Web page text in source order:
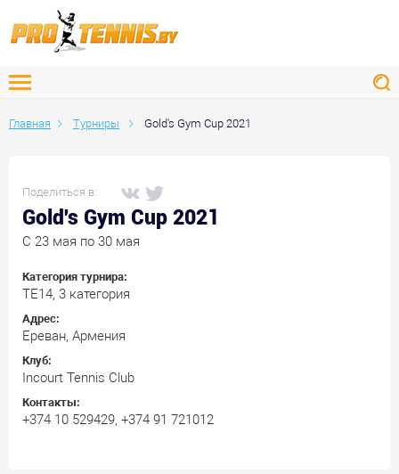
Главная Турниры Gold's Gym Cup 2021
Поделиться в:
Gold's Gym Cup 2021
C 23 мая по 30 мая
Категория турнира:
TE14, 3 категория
Адрес:
Ереван, Армения
Клуб:
Incourt Tennis Club
Контакты:
+374 10 529429, +374 91 721012